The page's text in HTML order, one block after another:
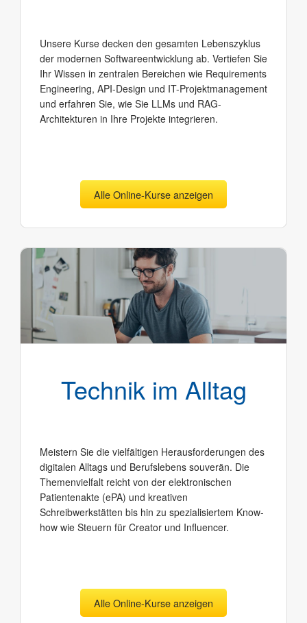
Unsere Kurse decken den gesamten Lebenszyklus
der modernen Softwareentwicklung ab. Vertiefen Sie
Ihr Wissen in zentralen Bereichen wie Requirements
Engineering, API-Design und IT-Projektmanagement
und erfahren Sie, wie Sie LLMs und RAG-
Architekturen in Ihre Projekte integrieren.
Alle Online-Kurse anzeigen
Technik im Alltag
Meistern Sie die vielfältigen Herausforderungen des
digitalen Alltags und Berufslebens souverän. Die
Themenvielfalt reicht von der elektronischen
Patientenakte (ePA) und kreativen
Schreibwerkstätten bis hin zu spezialisiertem Know-
how wie Steuern für Creator und Influencer.
Alle Online-Kurse anzeigen